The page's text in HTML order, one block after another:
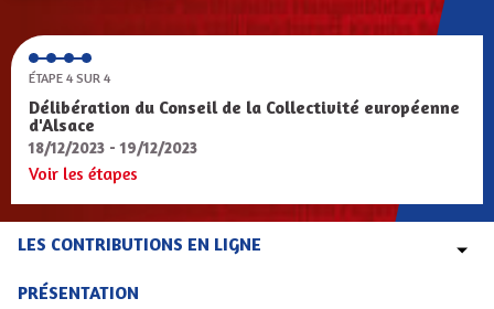
ÉTAPE 4 SUR 4
Délibération du Conseil de la Collectivité européenne
d'Alsace
18/12/2023 - 19/12/2023
Voir les étapes
LES CONTRIBUTIONS EN LIGNE
PRÉSENTATION